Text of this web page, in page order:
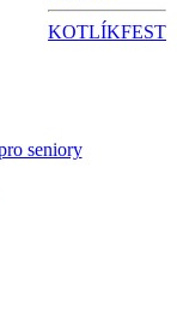
KOTLÍKFEST
seniory